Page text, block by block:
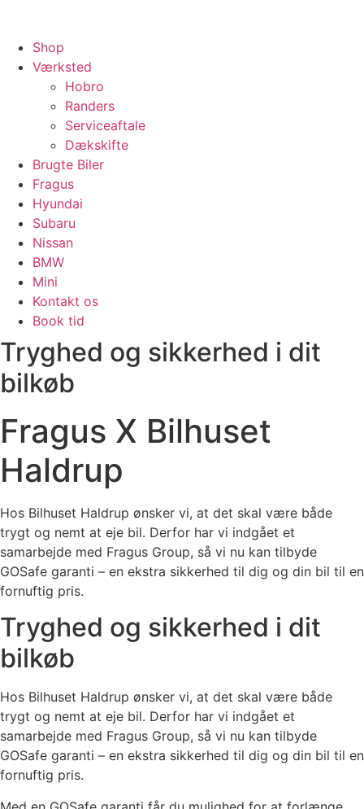
Shop
Værksted
Hobro
Randers
Serviceaftale
Dækskifte
Brugte Biler
Fragus
Hyundai
Subaru
Nissan
BMW
Mini
Kontakt os
Book tid
Tryghed og sikkerhed i dit
bilkøb
Fragus X Bilhuset
Haldrup
Hos Bilhuset Haldrup ønsker vi, at det skal være både
trygt og nemt at eje bil. Derfor har vi indgået et
samarbejde med Fragus Group, så vi nu kan tilbyde
GOSafe garanti – en ekstra sikkerhed til dig og din bil til en
fornuftig pris.
Tryghed og sikkerhed i dit
bilkøb
Hos Bilhuset Haldrup ønsker vi, at det skal være både
trygt og nemt at eje bil. Derfor har vi indgået et
samarbejde med Fragus Group, så vi nu kan tilbyde
GOSafe garanti – en ekstra sikkerhed til dig og din bil til en
fornuftig pris.